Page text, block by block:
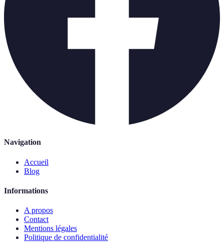
Navigation
Accueil
Blog
Informations
A propos
Contact
Mentions légales
Politique de confidentialité